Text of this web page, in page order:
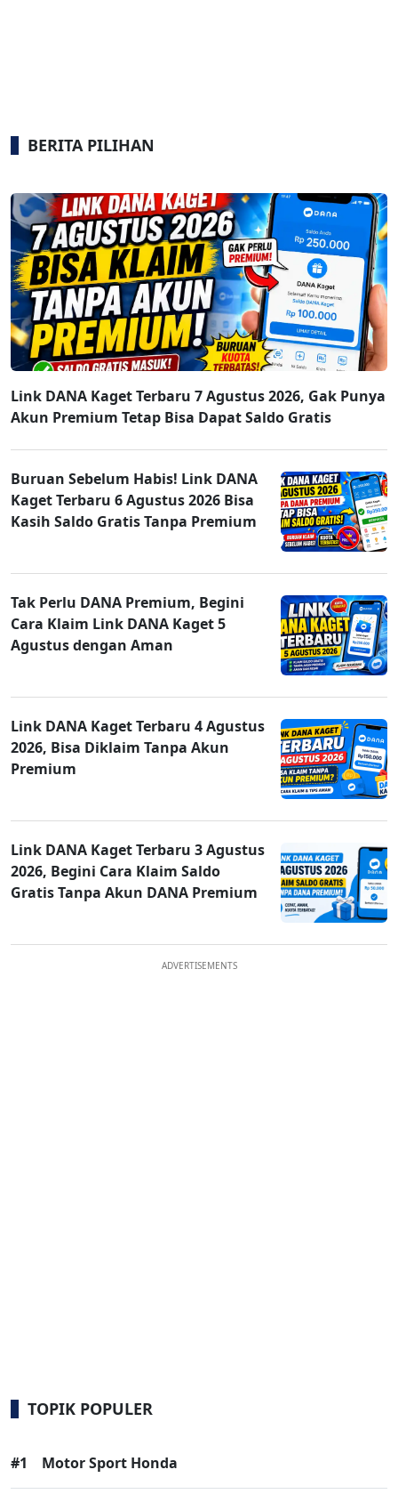
BERITA PILIHAN
Link DANA Kaget Terbaru 7 Agustus 2026, Gak Punya
Akun Premium Tetap Bisa Dapat Saldo Gratis
Buruan Sebelum Habis! Link DANA
Kaget Terbaru 6 Agustus 2026 Bisa
Kasih Saldo Gratis Tanpa Premium
Tak Perlu DANA Premium, Begini
Cara Klaim Link DANA Kaget 5
Agustus dengan Aman
Link DANA Kaget Terbaru 4 Agustus
2026, Bisa Diklaim Tanpa Akun
Premium
Link DANA Kaget Terbaru 3 Agustus
2026, Begini Cara Klaim Saldo
Gratis Tanpa Akun DANA Premium
ADVERTISEMENTS
TOPIK POPULER
#1 Motor Sport Honda